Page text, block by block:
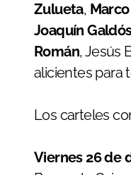
Zulueta,
Joaquín
Román, Jesús
alicientes para
Los carteles
Viernes 26 de